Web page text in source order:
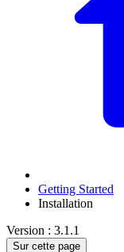
Getting Started
Installation
Version : 3.1.1
Sur cette page